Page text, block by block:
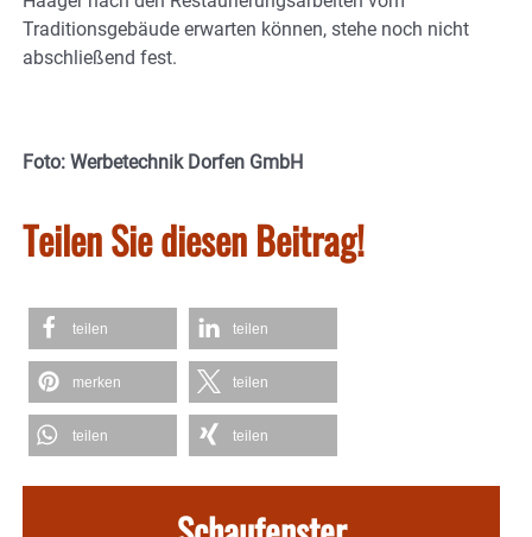
Traditionsgebäude erwarten können, stehe noch nicht
abschließend fest.
Foto: Werbetechnik Dorfen GmbH
Teilen Sie diesen Beitrag!
teilen teilen
merken teilen
teilen teilen